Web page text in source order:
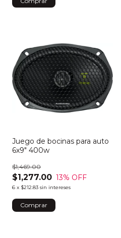
Juego de bocinas para auto
6x9" 400w
$1,277.00
$1,469.00
13% OFF
6 x $212.83 sin intereses